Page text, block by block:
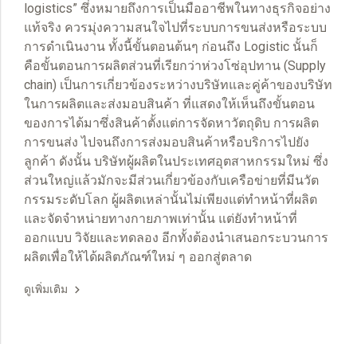
logistics” ซึ่งหมายถึงการเป็นมืออาชีพในทางธุรกิจอย่าง
แท้จริง ควรมุ่งความสนใจไปที่ระบบการขนส่งหรือระบบ
การดำเนินงาน ทั้งนี้ขั้นตอนต้นๆ ก่อนถึง Logistic นั้นก็
คือขั้นตอนการผลิตส่วนที่เรียกว่าห่วงโซ่อุปทาน (Supply
chain) เป็นการเกี่ยวข้องระหว่างบริษัทและคู่ค้าของบริษัท
ในการผลิตและส่งมอบสินค้า ที่แสดงให้เห็นถึงขั้นตอน
ของการได้มาซึ่งสินค้าตั้งแต่การจัดหาวัตถุดิบ การผลิต
การขนส่ง ไปจนถึงการส่งมอบสินค้าหรือบริการไปยัง
ลูกค้า ดังนั้น บริษัทผู้ผลิตในประเทศอุตสาหกรรมใหม่ ซึ่ง
ส่วนใหญ่แล้วมักจะมีส่วนเกี่ยวข้องกับเครือข่ายที่มีนวัต
กรรมระดับโลก ผู้ผลิตเหล่านั้นไม่เพียงแต่ทำหน้าที่ผลิต
และจัดจำหน่ายทางกายภาพเท่านั้น แต่ยังทำหน้าที่
ออกแบบ วิจัยและทดลอง อีกทั้งต้องนำเสนอกระบวนการ
ผลิตเพื่อให้ได้ผลิตภัณฑ์ใหม่ ๆ ออกสู่ตลาด
ดูเพิ่มเติม